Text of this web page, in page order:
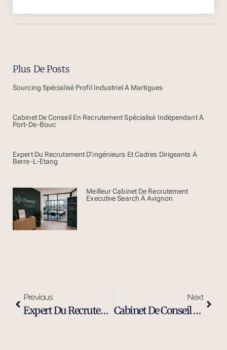
Plus De Posts
Sourcing Spécialisé Profil Industriel À Martigues
Cabinet De Conseil En Recrutement Spécialisé Indépendant À
Port-De-Bouc
Expert Du Recrutement D’ingénieurs Et Cadres Dirigeants À
Berre-L-Etang
Meilleur Cabinet De Recrutement
Executive Search À Avignon
Previous
Expert Du Recrutement D’ingénieurs Et Cadres Dirigeants À Nice
Next
Cabinet De Conseil En Recrutement Spécialisé Indépendant À Sophia Antipolis